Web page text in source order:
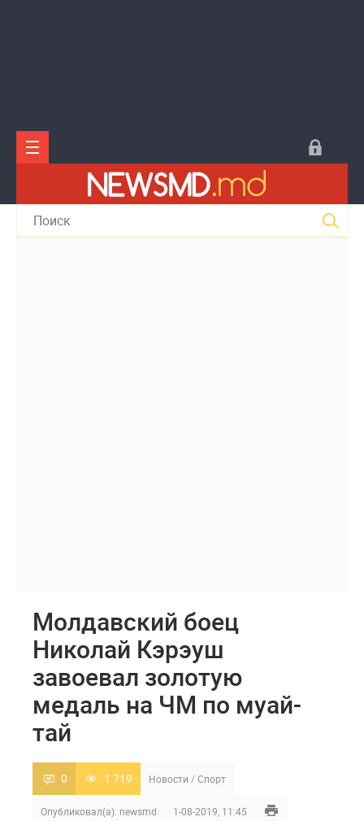
Молдавский боец
Николай Кэрэуш
завоевал золотую
медаль на ЧМ по муай-
тай
0 1 719 Новости /Спорт
Опубликовал(а): newsmd 1-08-2019, 11:45